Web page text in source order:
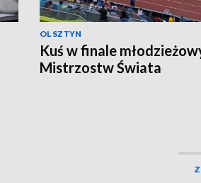
OLSZTYN
Kuś w finale
Mistrzostw Świata